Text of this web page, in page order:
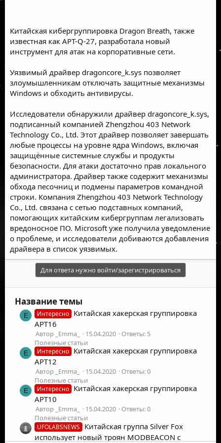
Китайская кибергруппировка Dragon Breath, также
известная как APT-Q-27, разработала новый
инструмент для атак на корпоративные сети.
Уязвимый драйвер dragoncore_k.sys позволяет
злоумышленникам отключать защитные механизмы
Windows и обходить антивирусы.
Исследователи обнаружили драйвер dragoncore_k.sys,
подписанный компанией Zhengzhou 403 Network
Technology Co., Ltd. Этот драйвер позволяет завершать
любые процессы на уровне ядра Windows, включая
защищённые системные службы и продукты
безопасности. Для атаки достаточно прав локального
администратора. Драйвер также содержит механизмы
обхода песочниц и подмены параметров командной
строки. Компания Zhengzhou 403 Network Technology
Co., Ltd. связана с сетью подставных компаний,
помогающих китайским кибергруппам легализовать
вредоносное ПО. Microsoft уже получила уведомление
о проблеме, и исследователи добиваются добавления
драйвера в список уязвимых.
Для ответа нужно войти/зарегистрироваться
Название темы
E Интересно Китайская хакерская группировка
APT16
Автор _Emma_ 15.04.2020
Ответы: 5
Полезные статьи
E Интересно Китайская хакерская группировка
APT12
Автор _Emma_ 15.04.2020
Ответы: 0
Полезные статьи
E Интересно Китайская хакерская группировка
APT10
Автор _Emma_ 15.04.2020
Ответы: 0
Полезные статьи
UFOLABSNEWS
Китайская группа Silver Fox
использует новый троян MODBEACON с